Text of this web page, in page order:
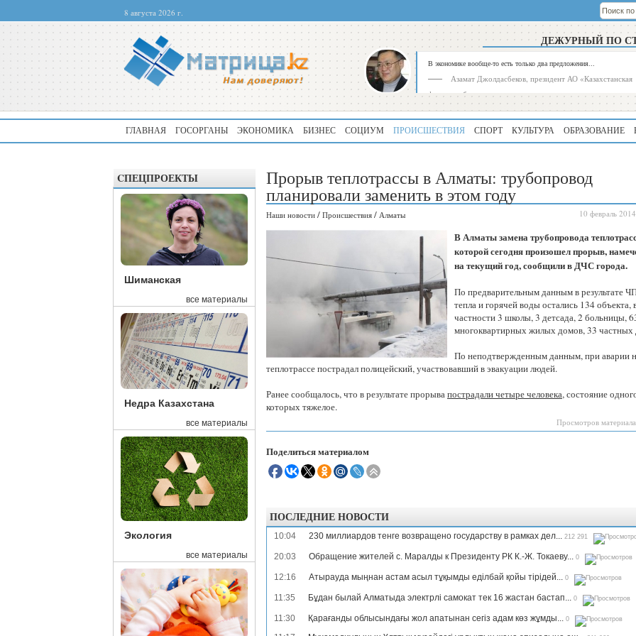
8 августа 2026 г.
ДЕЖУРНЫЙ ПО
В экономике вообще-то есть только два предложения...
Азамат Джолдасбеков, президент АО «Казахстанская
фондовая биржа»
ГЛАВНАЯ ГОСОРГАНЫ ЭКОНОМИКА БИЗНЕС СОЦИУМ ПРОИСШЕСТВИЯ СПОРТ КУЛЬТУРА ОБРАЗОВАНИЕ
CПЕЦПРОЕКТЫ
Шиманская
все материалы
Недра Казахстана
все материалы
Экология
все материалы
Прорыв теплотрассы в Алматы: трубопровод
планировали заменить в этом году
Наши новости / Происшествия / Алматы 10 февраль
В Алматы замена трубопровода
которой сегодня произошел прорыв,
на текущий год, сообщили в ДЧС города.
По предварительным данным в результате
тепла и горячей воды остались 134 объекта,
частности 3 школы, 3 детсада, 2 больницы,
многоквартирных жилых домов, 33 частных
По неподтвержденным данным, при аварии
теплотрассе пострадал полицейский, участвовавший в эвакуации людей.
Ранее сообщалось, что в результате прорывапострадали четыре человека, состояние
которых тяжелое.
Просмотров
Поделиться материалом
ПОСЛЕДНИЕ НОВОСТИ
10:04 230 миллиардов тенге возвращено государству в рамках дел... 212 291
20:03 Обращение жителей с. Маралды к Президенту РК К.-Ж. Токаеву... 0
12:16 Атырауда мыңнан астам асыл тұқымды еділбай қойы тірідей... 0
11:35 Бұдан былай Алматыда электрлі самокат тек 16 жастан бастап... 0
11:30 Қарағанды облысындағы жол апатынан сегіз адам көз жұмды... 0
область
область
180
Северо-
Казахстанская
область